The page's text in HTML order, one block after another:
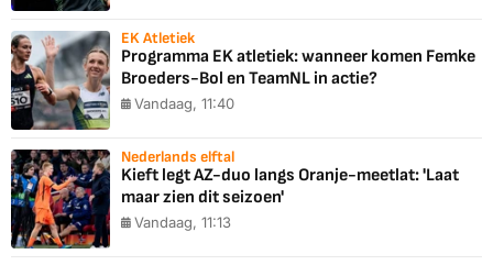
EK Atletiek
Programma EK atletiek: wanneer komen Femke
Broeders-Bol en TeamNL in actie?
Vandaag, 11:40
Nederlands elftal
Kieft legt AZ-duo langs Oranje-meetlat: 'Laat
maar zien dit seizoen'
Vandaag, 11:13